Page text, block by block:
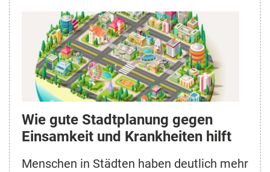
Wie gute Stadtplanung gegen
Einsamkeit und Krankheiten hilft
Menschen in Städten haben deutlich mehr